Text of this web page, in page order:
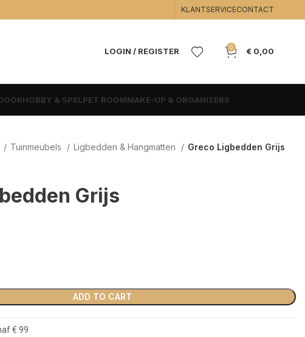
KLANTSERVICECONTACT
LOGIN / REGISTER 0 € 0,00
HOBBY & SPEL PET ROOMMAKE-UP & ORGANIZERS
Tuinmeubels Ligbedden & Hangmatten Greco Ligbedden Grijs
Grijs
ADD TO CART
€ 99